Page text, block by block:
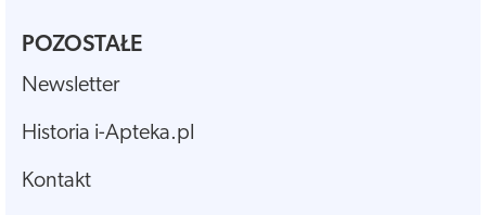
POZOSTAŁE
Newsletter
Historia i-Apteka.pl
Kontakt